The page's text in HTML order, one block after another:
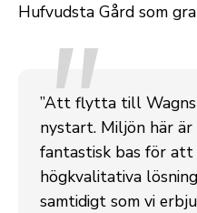
Hufvudsta Gård som
"
”Att flytta till
nystart. Miljön här är
fantastisk bas för
högkvalitativa
samtidigt som vi